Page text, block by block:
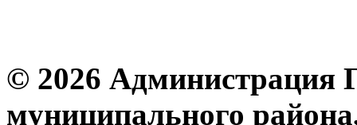
© 2026 Администрация
муниципального